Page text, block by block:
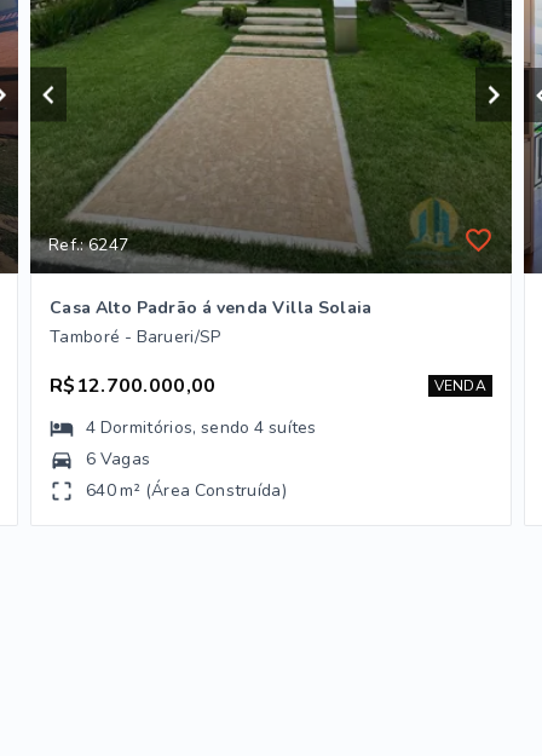
Ref.: 6247
Casa Alto Padrão á venda Villa Solaia
Tamboré - Barueri/SP
R$12.700.000,00 VENDA
4 Dormitórios, sendo4 suítes
6 Vagas
640 m² (Área Construída)